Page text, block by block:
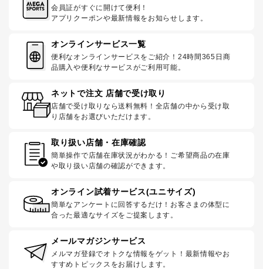
会員証がすぐに開けて便利！
アプリクーポンや最新情報をお知らせします。
オンラインサービス一覧
便利なオンラインサービスをご紹介！24時間365日商
品購入や便利なサービスがご利用可能。
ネットで注文 店舗で受け取り
店舗で受け取りなら送料無料！全店舗の中から受け取
り店舗をお選びいただけます。
取り扱い店舗・在庫確認
簡単操作で店舗在庫状況がわかる！ご希望商品の在庫
や取り扱い店舗の確認ができます。
オンライン試着サービス(ユニサイズ)
簡単なアンケートに回答するだけ！お客さまの体型に
合った最適なサイズをご提案します。
メールマガジンサービス
メルマガ登録でオトクな情報をゲット！最新情報やお
すすめトピックスをお届けします。